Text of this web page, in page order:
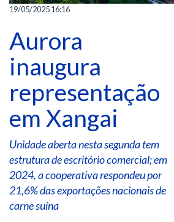
19/05/2025 16:16
Aurora
inaugura
representação
em Xangai
Unidade aberta nesta segunda tem
estrutura de escritório comercial; em
2024, a cooperativa respondeu por
21,6% das exportações nacionais de
carne suína